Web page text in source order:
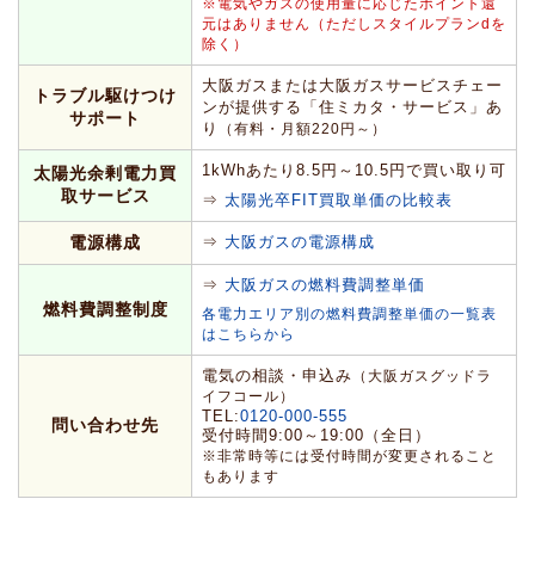
※電気やガスの使用量に応じたポイント還
元はありません（ただしスタイルプランdを
除く）
トラブル駆けつけ
サポート
大阪ガスまたは大阪ガスサービスチェー
ンが提供する「住ミカタ・サービス」あ
り
（有料・月額220円～）
太陽光余剰電力買
取サービス
1kWhあたり8.5円～10.5円で買い取り可
⇒ 太陽光卒FIT買取単価の比較表
電源構成 ⇒ 大阪ガスの電源構成
燃料費調整制度
⇒ 大阪ガスの燃料費調整単価
各電力エリア別の燃料費調整単価の一覧表
はこちらから
問い合わせ先
電気の相談・申込み （大阪ガスグッドラ
イフコール）
TEL:0120-000-555
受付時間9:00～19:00（全日）
※非常時等には受付時間が変更されること
もあります